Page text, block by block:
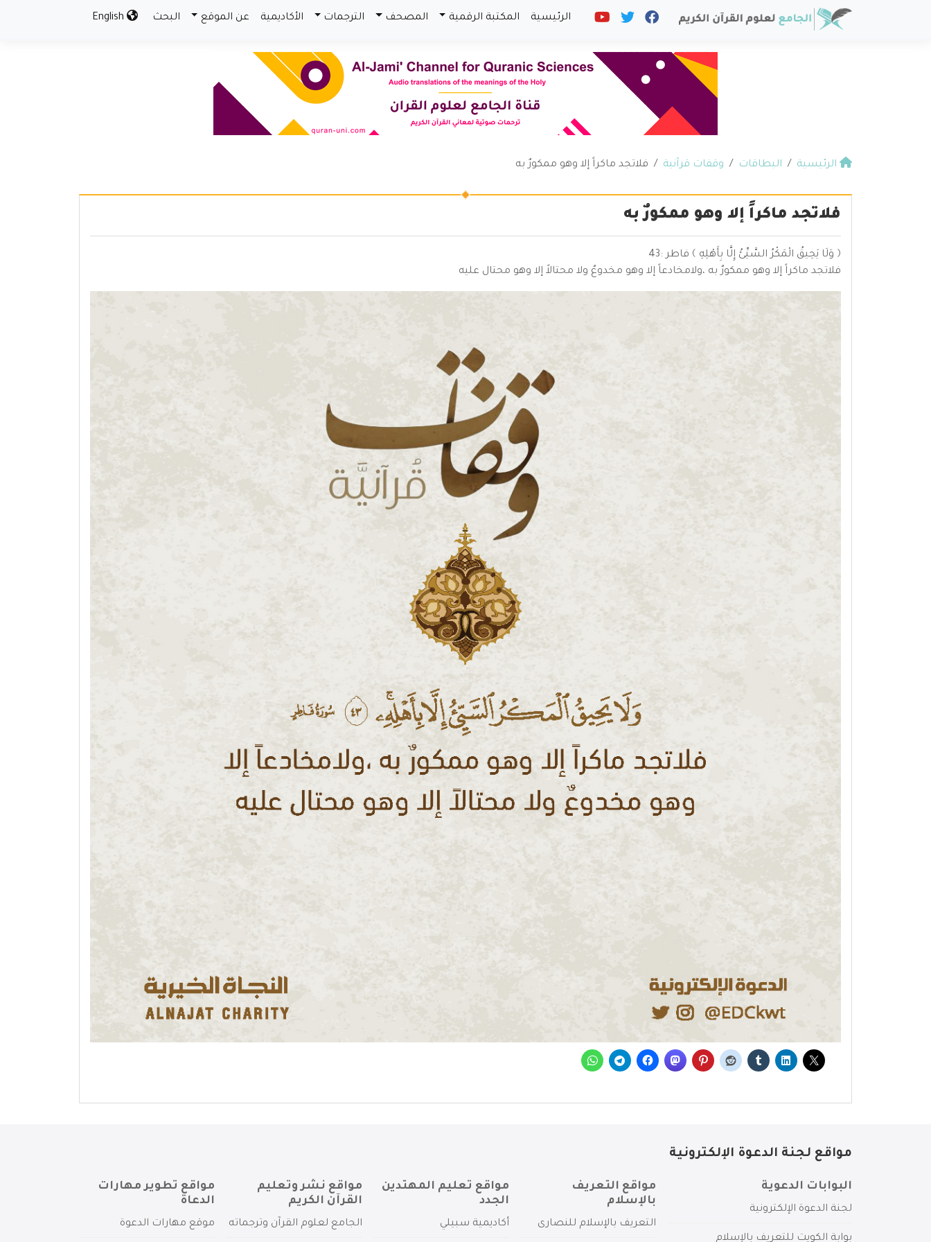
الرئيسية المكتبة الرقمية المصحف الترجمات الأكاديمية عن الموقع البحث
الرئيسية البطاقات وقفات قرآنية فلاتجد ماكراً إلا وهو ممكورٌ به
فلاتجد ماكراً إلا وهو ممكورٌ به
﴿ وَلَا يَحِيقُ الْمَكْرُ السَّيِّئُ إِلَّا بِأَهْلِهِ ﴾ فاطر :43
فلاتجد ماكراً إلا وهو ممكورٌ به ،ولامخادعاً إلا وهو مخدوعٌ ولا محتالاً إلا وهو محتال عليه
مواقع لجنة الدعوة الإلكترونية
البوابات الدعوية
لجنة الدعوة الإلكترونية
بوابة الكويت للتعريف بالإسلام
مواقع التعريف
بالإسلام
التعريف بالإسلام للنصارى
مواقع تعليم المهتدين
الجدد
أكاديمية سبيلي
مواقع نشر وتعليم
القرآن الكريم
الجامع لعلوم القرآن وترجماته
مواقع تطوير مهارات
الدعاة
موقع مهارات الدعوة